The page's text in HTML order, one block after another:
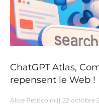
ChatGPT Atlas,
repensent le Web !
Alice Petitcolin 22 octobre